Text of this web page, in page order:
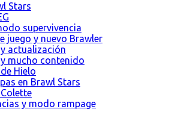
Stars
supervivencia
juego y nuevo Brawler
actualización
mucho contenido
Hielo
en Brawl Stars
y modo rampage